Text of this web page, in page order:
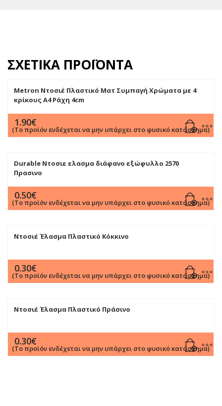
ΣΧΕΤΙΚΆ ΠΡΟΪΌΝΤΑ
Metron Ντοσιέ Πλαστικό Ματ Συμπαγή Χρώματα με 4
κρίκους Α4 Ράχη 4cm
1.90€
(Το προϊόν ενδέχεται να μην υπάρχει στο φυσικό κατάστημα)
Durable Ντοσιε ελασμα διάφανο εξώφυλλο 2570
Πρασινο
0.50€
(Το προϊόν ενδέχεται να μην υπάρχει στο φυσικό κατάστημα)
Ντοσιέ Έλασμα Πλαστικό Κόκκινο
0.30€
(Το προϊόν ενδέχεται να μην υπάρχει στο φυσικό κατάστημα)
Ντοσιέ Έλασμα Πλαστικό Πράσινο
0.30€
(Το προϊόν ενδέχεται να μην υπάρχει στο φυσικό κατάστημα)